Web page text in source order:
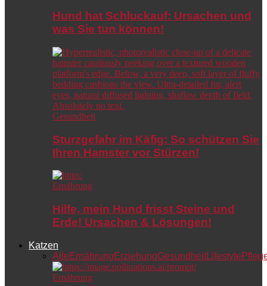
Hund hat Schluckauf: Ursachen und
was Sie tun können!
Gesundheit
Sturzgefahr im Käfig: So schützen Sie
Ihren Hamster vor Stürzen!
Ernährung
Hilfe, mein Hund frisst Steine und
Erde! Ursachen & Lösungen!
Katzen
Alle Ernährung ErziehungGesundheitLifestyle
Ernährung